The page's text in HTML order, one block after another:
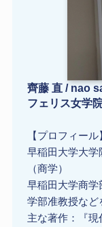
齊藤 直 / nao
フェリス女学
【プロフィール
早稲田大学大
（商学）
早稲田大学商
学部准教授など
主な著作：『